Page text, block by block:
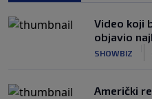
Video koji
objavio
SHOWBIZ
Američki